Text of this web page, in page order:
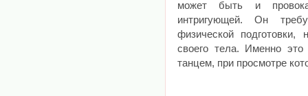
может быть и
интригующей. Он
физической
своего тела. Именно
танцем, при просмотре